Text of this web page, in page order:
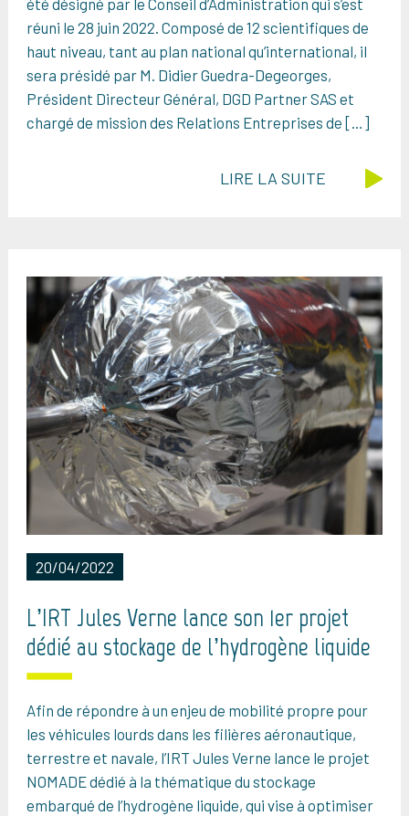
réuni le 28 juin 2022. Composé de 12 scientifiques de
haut niveau, tant au plan national qu’international, il
sera présidé par M. Didier Guedra-Degeorges,
Président Directeur Général, DGD Partner SAS et
chargé de mission des Relations Entreprises de […]
LIRE LA SUITE
20/04/2022
L’IRT Jules Verne lance son 1er projet
dédié au stockage de l’hydrogène liquide
Afin de répondre à un enjeu de mobilité propre pour
les véhicules lourds dans les filières aéronautique,
terrestre et navale, l’IRT Jules Verne lance le projet
NOMADE dédié à la thématique du stockage
embarqué de l’hydrogène liquide, qui vise à optimiser